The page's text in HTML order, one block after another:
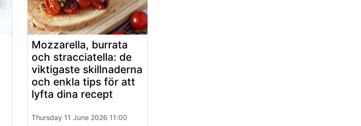
Mozzarella, burrata
och stracciatella: de
viktigaste skillnaderna
och enkla tips för att
lyfta dina recept
Thursday 11 June 2026 11:00